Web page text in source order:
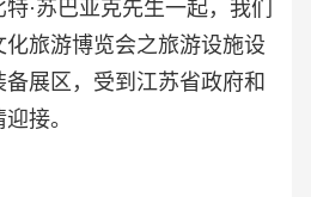
·苏巴亚克先生一起，我们
旅游博览会之旅游设施设
展区，受到江苏省政府和
接。